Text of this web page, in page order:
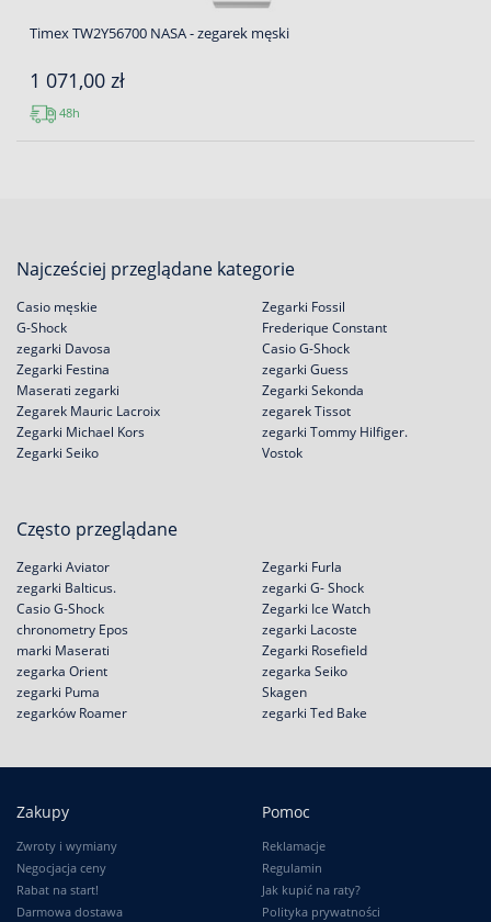
Timex TW2Y56700 NASA - zegarek męski
1 071,00 zł
48h
Najcześciej przeglądane kategorie
Casio męskie
G-Shock
zegarki Davosa
Zegarki Festina
Zegarki Fossil
Frederique Constant
Casio G-Shock
zegarki Guess
Maserati zegarki
Zegarek Mauric Lacroix
Zegarki Michael Kors
Zegarki Seiko
Zegarki Sekonda
zegarek Tissot
zegarki Tommy Hilfiger.
Vostok
Często przeglądane
Zegarki Aviator
zegarki Balticus.
Casio G-Shock
chronometry Epos
Zegarki Furla
zegarki G- Shock
Zegarki Ice Watch
zegarki Lacoste
marki Maserati
zegarka Orient
zegarki Puma
zegarków Roamer
Zegarki Rosefield
zegarka Seiko
Skagen
zegarki Ted Bake
Zakupy
Zwroty i wymiany
Negocjacja ceny
Rabat na start!
Darmowa dostawa
Pomoc
Reklamacje
Regulamin
Jak kupić na raty?
Polityka prywatności